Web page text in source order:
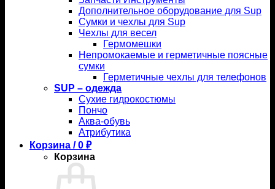
Дополнительное оборудование для Sup
Сумки и чехлы для Sup
Чехлы для весел
Гермомешки
Непромокаемые и герметичные поясные
сумки
Герметичные чехлы для телефонов
SUP – одежда
Сухие гидрокостюмы
Пончо
Аква-обувь
Атрибутика
Корзина /0 ₽
Корзина